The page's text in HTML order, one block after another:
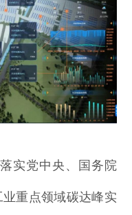
实党中央、国务院
重点领域碳达峰实